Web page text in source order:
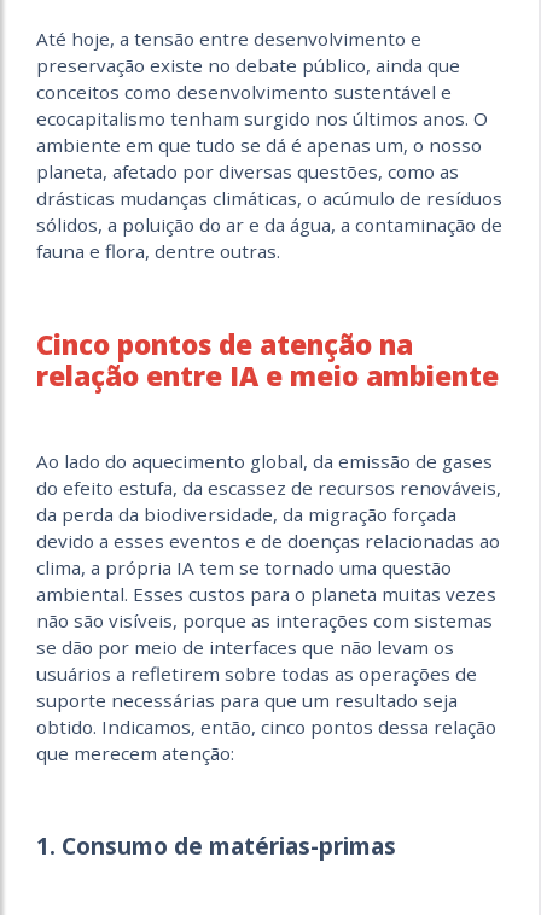
Até hoje, a tensão entre desenvolvimento e
preservação existe no debate público, ainda que
conceitos como desenvolvimento sustentável e
ecocapitalismo tenham surgido nos últimos anos. O
ambiente em que tudo se dá é apenas um, o nosso
planeta, afetado por diversas questões, como as
drásticas mudanças climáticas, o acúmulo de resíduos
sólidos, a poluição do ar e da água, a contaminação de
fauna e flora, dentre outras.
Cinco pontos de atenção na
relação entre IA e meio ambiente
Ao lado do aquecimento global, da emissão de gases
do efeito estufa, da escassez de recursos renováveis,
da perda da biodiversidade, da migração forçada
devido a esses eventos e de doenças relacionadas ao
clima, a própria IA tem se tornado uma questão
ambiental. Esses custos para o planeta muitas vezes
não são visíveis, porque as interações com sistemas
se dão por meio de interfaces que não levam os
usuários a refletirem sobre todas as operações de
suporte necessárias para que um resultado seja
obtido. Indicamos, então, cinco pontos dessa relação
que merecem atenção:
1. Consumo de matérias-primas